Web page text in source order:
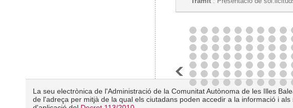
La seu electrònica de l'Administració de la Comunitat Autònoma de les Illes
de l'adreça per mitjà de la qual els ciutadans poden accedir a la informació i